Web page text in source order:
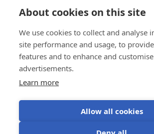
About cookies on this site
We use cookies to collect and analyse
site performance and usage, to
features and to enhance and
advertisements.
Learn more
Allow all cookies
Politica sulla privacy